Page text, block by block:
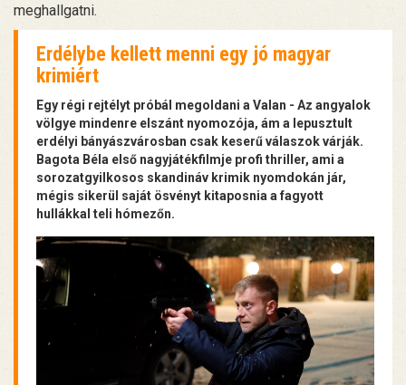
meghallgatni.
Erdélybe kellett menni egy jó magyar
krimiért
Egy régi rejtélyt próbál megoldani a Valan - Az angyalok
völgye mindenre elszánt nyomozója, ám a lepusztult
erdélyi bányászvárosban csak keserű válaszok várják.
Bagota Béla első nagyjátékfilmje profi thriller, ami a
sorozatgyilkosos skandináv krimik nyomdokán jár,
mégis sikerül saját ösvényt kitaposnia a fagyott
hullákkal teli hómezőn.